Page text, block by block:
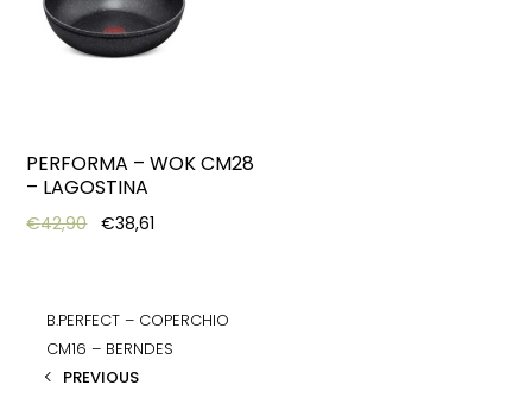
PERFORMA – WOK CM28
– LAGOSTINA
€42,90 Original price was: €42,90.
€38,61
B.PERFECT – COPERCHIO
CM16 – BERNDES
PREVIOUS